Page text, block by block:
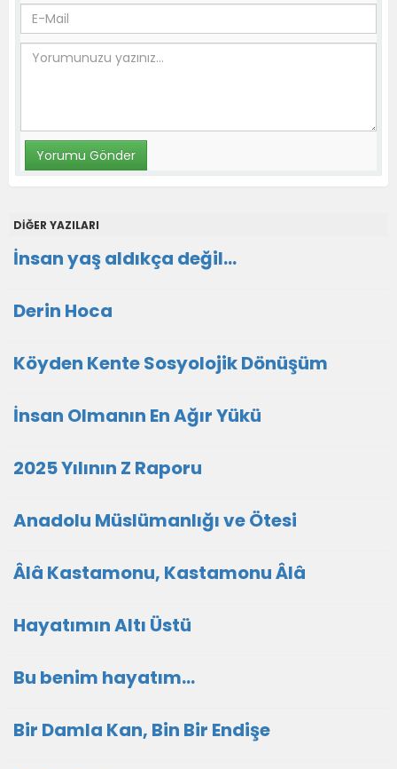
DİĞER YAZILARI
İnsan yaş aldıkça değil...
Derin Hoca
Köyden Kente Sosyolojik Dönüşüm
İnsan Olmanın En Ağır Yükü
2025 Yılının Z Raporu
Anadolu Müslümanlığı ve Ötesi
Âlâ Kastamonu, Kastamonu Âlâ
Hayatımın Altı Üstü
Bu benim hayatım...
Bir Damla Kan, Bin Bir Endişe